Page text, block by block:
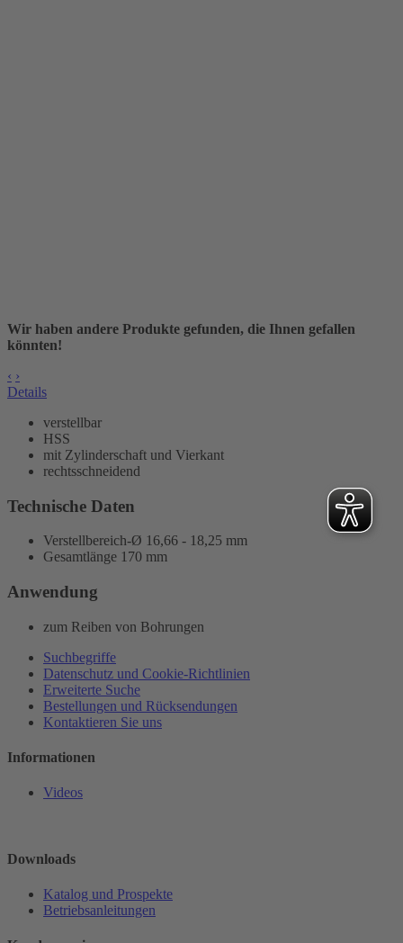
Wir haben andere Produkte gefunden, die Ihnen gefallen
könnten!
‹ ›
Details
verstellbar
HSS
mit Zylinderschaft und Vierkant
rechtsschneidend
Technische Daten
Verstellbereich-Ø 16,66 - 18,25 mm
Gesamtlänge 170 mm
Anwendung
zum Reiben von Bohrungen
Suchbegriffe
Datenschutz und Cookie-Richtlinien
Erweiterte Suche
Bestellungen und Rücksendungen
Kontaktieren Sie uns
Informationen
Videos
Downloads
Katalog und Prospekte
Betriebsanleitungen